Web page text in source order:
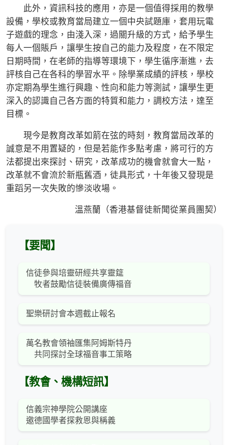
此外，資訊科技的應用，亦是一個值得採用的教學
設備，學校或教育當局建立一個中央試題庫，套用玩電
子遊戲的理念，由淺入深，過關升級的方式，給予學生
每人一個賬戶，讓學生按自己的能力及程度，在不限定
日期時間，在老師的指導等環境下，學生循序漸進，去
評核自己在各科的學習水平。除學業成績的評核，學校
亦定期為學生進行興趣、性向和能力等測試，讓學生更
深入的認識自己各方面的特質和能力，調校方法，達至
目標。
現今是教育改革如箭在弦的時刻，教育當局改革的
誠意是不用置疑的，但是若能作多點考慮，將可行的方
法都提出來探討、研究，改革成功的機會就會大一點，
改革就不會流於新瓶舊酒，徒具形式，十年後又發現是
重蹈另一次失敗的慘淡收場。
溫燕蘭（香港基督徒新聞從業員團契）
【要聞】
信徒參與培靈研經共享靈筵
牧者鼓勵信徒裝備廣傳福音
聖樂研討會本週截止報名
萬名教會領袖匯集阿姆斯特丹
共同探討全球福音事工策略
【教會、機構短訊】
信義宗神學院公開講座
邀德國學者探救恩與稱義